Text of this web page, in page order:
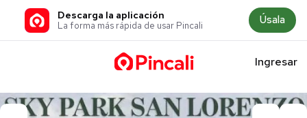
Descarga la aplicación
La forma más rápida de usar Pincali Úsala
Ingresar